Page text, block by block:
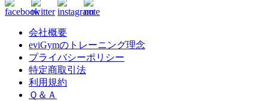
会社概要
eviGymのトレーニング理念
プライバシーポリシー
特定商取引法
利用規約
Ｑ＆Ａ